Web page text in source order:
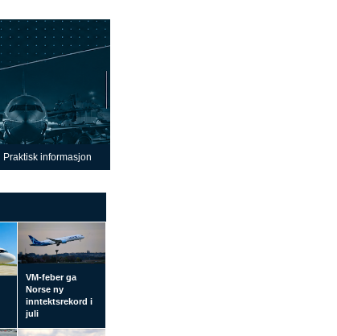
Praktisk informasjon
VM-feber ga
Norse ny
inntektsrekord i
juli